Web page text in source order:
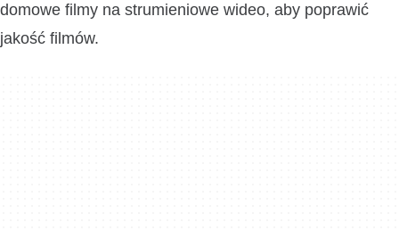
domowe filmy na strumieniowe wideo, aby poprawić
jakość filmów.